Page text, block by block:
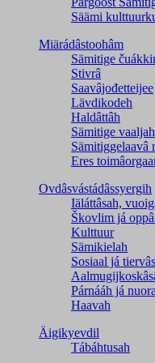
Säämi
Miärádâstoohâm
Sämitige
Stivrâ
Saavâjođetteijee
Lävdikodeh
Haldâttâh
Sämitige vaaljah
Sämitiggelaavâ
Eres
Ovdâsvástádâssyergih
Iäláttâsah,
Škovlim já
Kulttuur
Sämikielah
Sosiaal já
Párnááh já
Haavah
Äigikyevdil
Tábáhtusah